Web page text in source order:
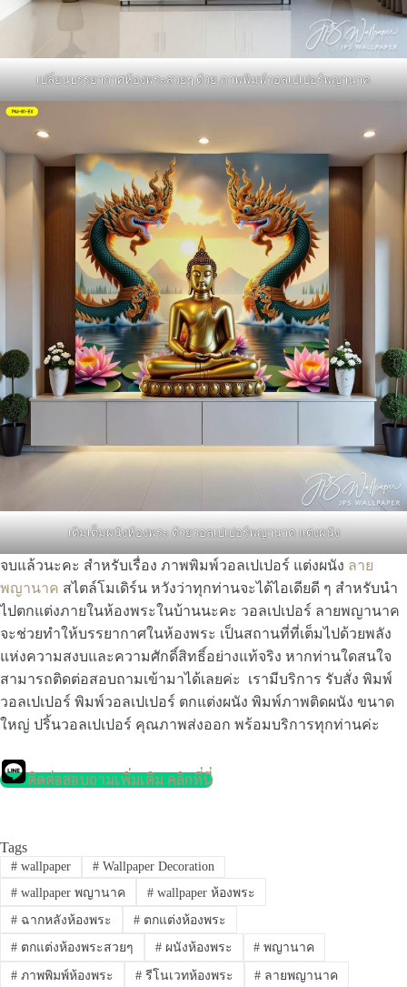
เปลี่ยนบรรยากาศห้องพระสวยๆ ด้วย ภาพพิมพ์วอลเปเปอร์พญานาค
เติมเต็มผนังห้องพระ ด้วยวอลเปเปอร์พญานาค แต่งผนัง
จบแล้วนะคะ สำหรับเรื่อง ภาพพิมพ์วอลเปเปอร์ แต่งผนัง ลาย
พญานาค สไตล์โมเดิร์น หวังว่าทุกท่านจะได้ไอเดียดี ๆ สำหรับนำ
ไปตกแต่งภายในห้องพระในบ้านนะคะ วอลเปเปอร์ ลายพญานาค
จะช่วยทำให้บรรยากาศในห้องพระ เป็นสถานที่ที่เต็มไปด้วยพลัง
แห่งความสงบและความศักดิ์สิทธิ์อย่างแท้จริง หากท่านใดสนใจ
สามารถติดต่อสอบถามเข้ามาได้เลยค่ะ เรามีบริการ รับสั่ง พิมพ์
วอลเปเปอร์ พิมพ์วอลเปเปอร์ ตกแต่งผนัง พิมพ์ภาพติดผนัง ขนาด
ใหญ่ ปริ้นวอลเปเปอร์ คุณภาพส่งออก พร้อมบริการทุกท่านค่ะ
ติดต่อสอบถามเพิ่มเติม คลิกที่นี่
Tags
#wallpaper #Wallpaper Decoration
#wallpaper พญานาค #wallpaper ห้องพระ
#ฉากหลังห้องพระ #ตกแต่งห้องพระ
#ตกแต่งห้องพระสวยๆ #ผนังห้องพระ # พญานาค
#ภาพพิมพ์ห้องพระ #รีโนเวทห้องพระ # ลายพญานาค